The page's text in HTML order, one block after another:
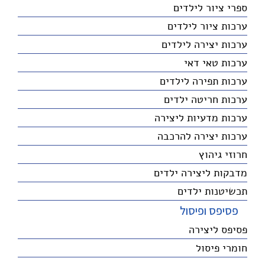
ספרי ציור לילדים
ערכות ציור לילדים
ערכות יצירה לילדים
ערכות טאי דאי
ערכות תפירה לילדים
ערכות חריטה ילדים
ערכות מדעיות ליצירה
ערכות יצירה להרכבה
חרוזי גיהוץ
מדבקות ליצירה ילדים
תכשיטנות ילדים
פסיפס ופיסול
פסיפס ליצירה
חומרי פיסול